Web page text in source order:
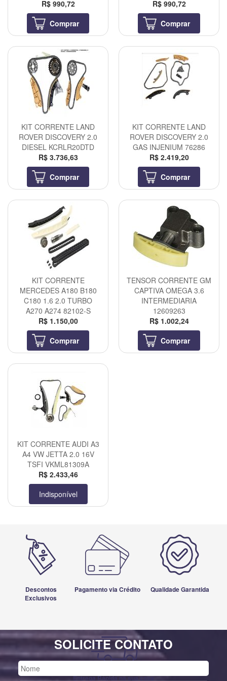
R$ 990,72
Comprar
R$ 990,72
Comprar
KIT CORRENTE LAND
ROVER DISCOVERY 2.0
DIESEL KCRLR20DTD
R$ 3.736,63
Comprar
KIT CORRENTE LAND
ROVER DISCOVERY 2.0
GAS INJENIUM 76286
R$ 2.419,20
Comprar
KIT CORRENTE
MERCEDES A180 B180
C180 1.6 2.0 TURBO
A270 A274 82102-S
R$ 1.150,00
Comprar
TENSOR CORRENTE GM
CAPTIVA OMEGA 3.6
INTERMEDIARIA
12609263
R$ 1.002,24
Comprar
KIT CORRENTE AUDI A3
A4 VW JETTA 2.0 16V
TSFI VKML81309A
R$ 2.433,46
Indisponível
Descontos
Exclusivos
Pagamento via Crédito Qualidade Garantida
Entrega Rápida na sua casa
SOLICITE CONTATO